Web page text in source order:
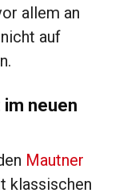
allem an
auf
neuen
Mautner
klassischen